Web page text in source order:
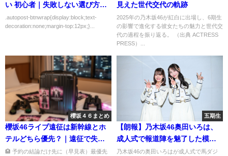
い 初心者｜失敗しない選び方を
解説
.autopost-btnwrap{display:block;text-
decoration:none;margin-top:12px;}...
見えた世代交代の軌跡
2025年の乃木坂46が紅白に出場し、6期生
の影響で進化する彼女たちの魅力と世代交
代の過程を振り返る。 （出典 ACTRESS
PRESS）...
櫻坂４６まとめ
櫻坂46ライブ遠征は新幹線とホ
テルどちら優先？｜遠征で失敗
しない選び方
🏨 予約の結論だけ先に（早見表）最優先
五期生
【朗報】乃木坂46奥田いろは、
成人式で報道陣を魅了した模
様！
乃木坂46の奥田いろはが成人式で馬ダジ